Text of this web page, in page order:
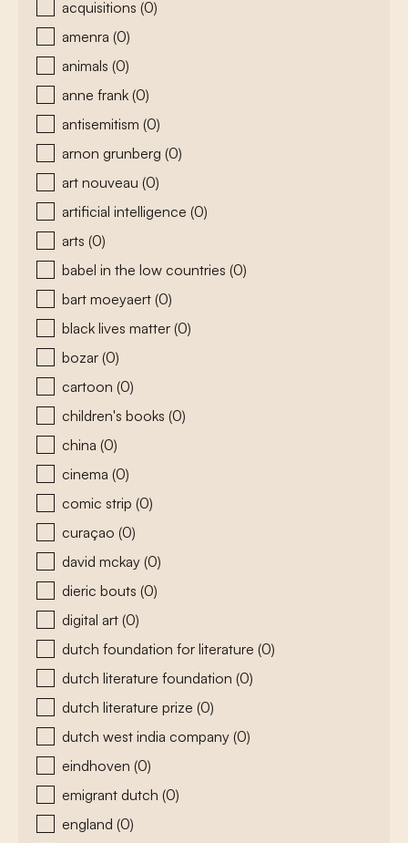
acquisitions (0)
amenra (0)
animals (0)
anne frank (0)
antisemitism (0)
arnon grunberg (0)
art nouveau (0)
artificial intelligence (0)
arts (0)
babel in the low countries (0)
bart moeyaert (0)
black lives matter (0)
bozar (0)
cartoon (0)
children's books (0)
china (0)
cinema (0)
comic strip (0)
curaçao (0)
david mckay (0)
dieric bouts (0)
digital art (0)
dutch foundation for literature (0)
dutch literature foundation (0)
dutch literature prize (0)
dutch west india company (0)
eindhoven (0)
emigrant dutch (0)
england (0)